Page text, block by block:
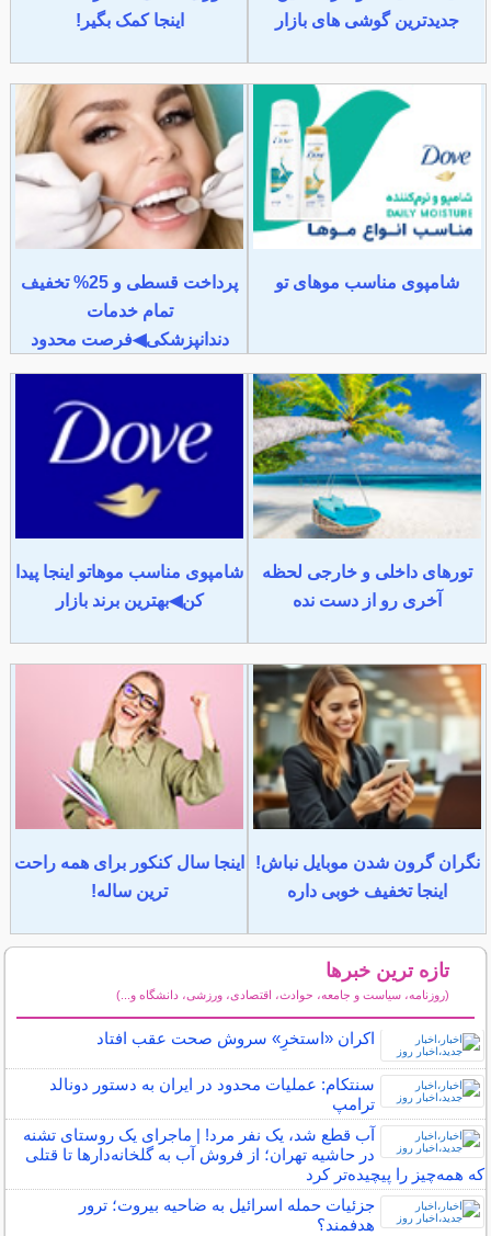
جدیدترین گوشی های بازار
اینجا کمک بگیر!
شامپوی مناسب موهای تو
پرداخت قسطی و 25% تخفیف
تمام خدمات
دندانپزشکی◀فرصت محدود
تورهای داخلی و خارجی لحظه
آخری رو از دست نده
شامپوی مناسب موهاتو اینجا پیدا
کن◀بهترین برند بازار
نگران گرون شدن موبایل نباش!
اینجا تخفیف خوبی داره
اینجا سال کنکور برای همه راحت
ترین ساله!
تازه ترین خبرها
(روزنامه، سیاست و جامعه، حوادث، اقتصادی، ورزشی، دانشگاه و...)
اکران «استخرِ» سروش صحت عقب افتاد
سنتکام: عملیات محدود در ایران به دستور دونالد
ترامپ
آب قطع شد، یک نفر مرد! | ماجرای یک روستای تشنه
در حاشیه تهران؛ از فروش آب به گلخانه‌دار‌ها تا قتلی
که همه‌چیز را پیچیده‌تر کرد
جزئیات حمله اسرائیل به ضاحیه بیروت؛ ترور
هدفمند؟